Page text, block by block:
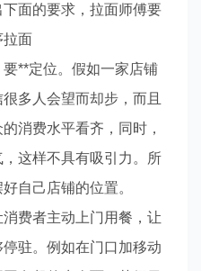
面的要求，拉面师傅要
拉面
**定位。假如一家店铺
多人会望而却步，而且
消费水平看齐，同时，
这样不具有吸引力。所
自己店铺的位置。
费者主动上门用餐，让
驻。例如在门口加移动